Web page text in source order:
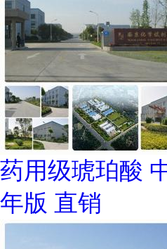
药用级琥珀酸
年版 直销